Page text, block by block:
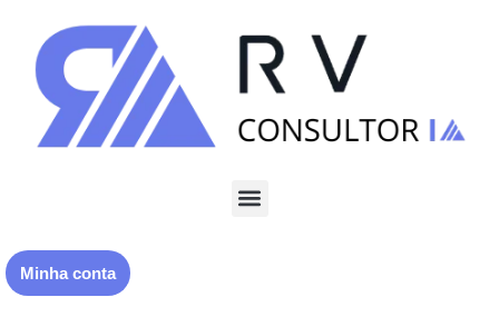
Minha conta